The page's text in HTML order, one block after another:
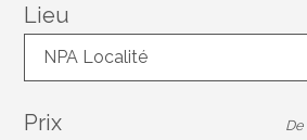
Lieu
NPA Localité
Prix De